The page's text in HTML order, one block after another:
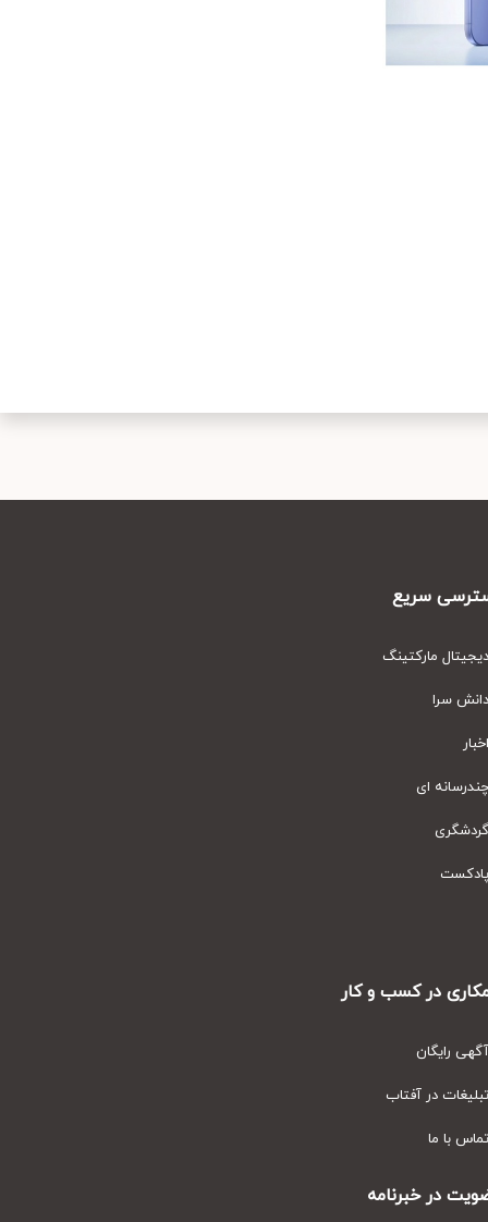
سریع
مارکتینگ
سرا
ای
در کسب و کار
رایگان
در آفتاب
با ما
در خبرنامه